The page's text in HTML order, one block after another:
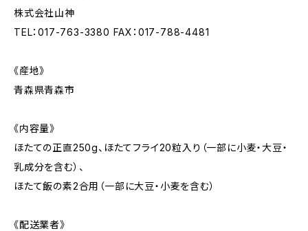
株式会社山神
TEL：017-763-3380 FAX：017-788-4481
《産地》
青森県青森市
《内容量》
ほたての正直250g、ほたてフライ20粒入り（一部に小麦・大豆・
乳成分を含む）、
ほたて飯の素2合用（一部に大豆・小麦を含む）
《配送業者》